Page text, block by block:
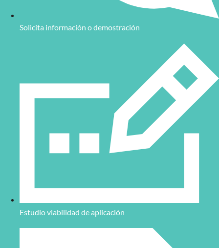
Solicita información o demostración
Estudio viabilidad de aplicación